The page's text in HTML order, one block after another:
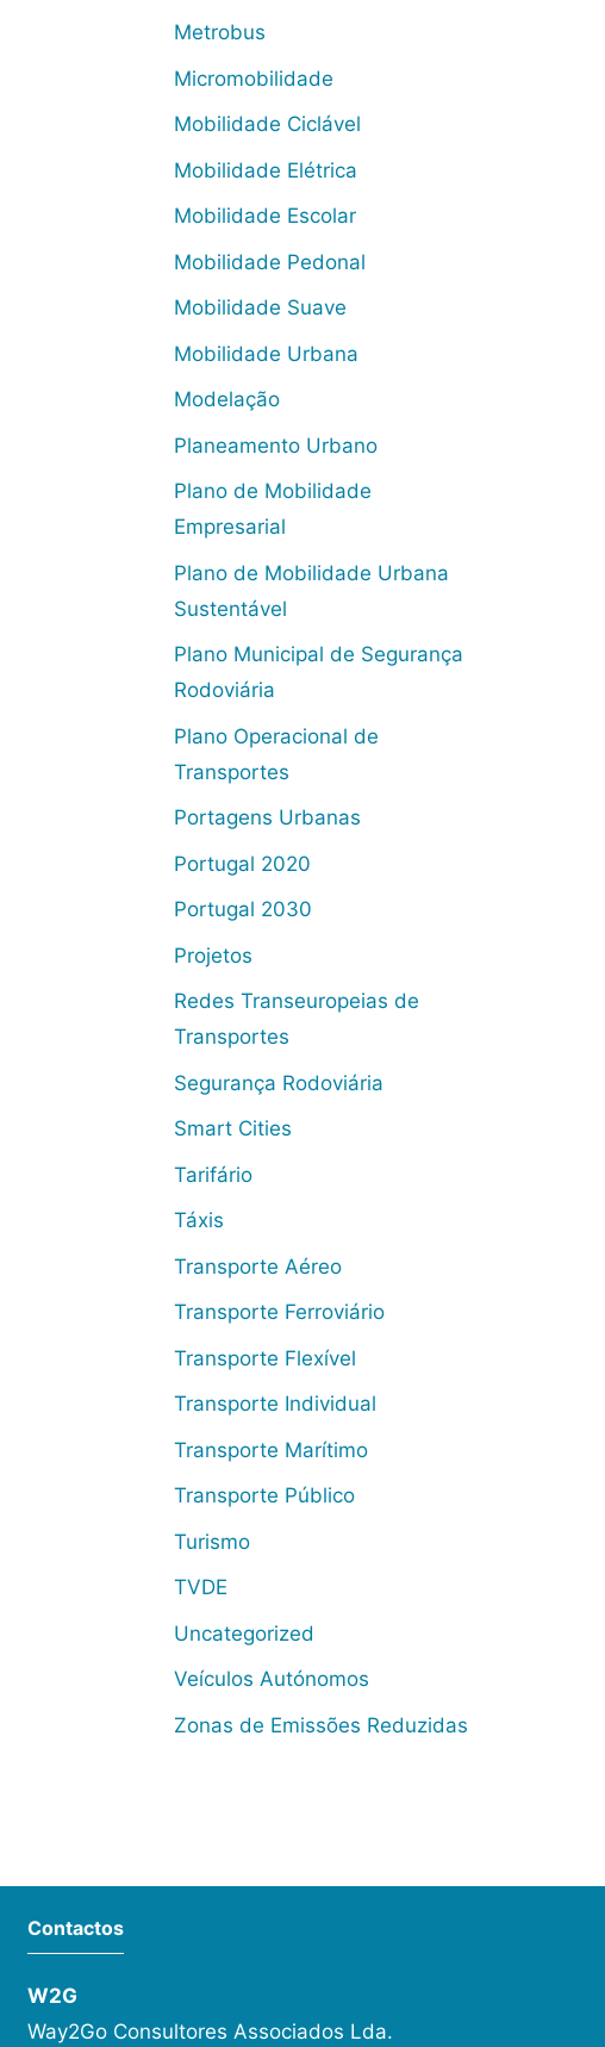
Metrobus
Micromobilidade
Mobilidade Ciclável
Mobilidade Elétrica
Mobilidade Escolar
Mobilidade Pedonal
Mobilidade Suave
Mobilidade Urbana
Modelação
Planeamento Urbano
Plano de Mobilidade
Empresarial
Plano de Mobilidade Urbana
Sustentável
Plano Municipal de Segurança
Rodoviária
Plano Operacional de
Transportes
Portagens Urbanas
Portugal 2020
Portugal 2030
Projetos
Redes Transeuropeias de
Transportes
Segurança Rodoviária
Smart Cities
Tarifário
Táxis
Transporte Aéreo
Transporte Ferroviário
Transporte Flexível
Transporte Individual
Transporte Marítimo
Transporte Público
Turismo
TVDE
Uncategorized
Veículos Autónomos
Zonas de Emissões Reduzidas
Contactos
W2G
Way2Go Consultores Associados Lda.